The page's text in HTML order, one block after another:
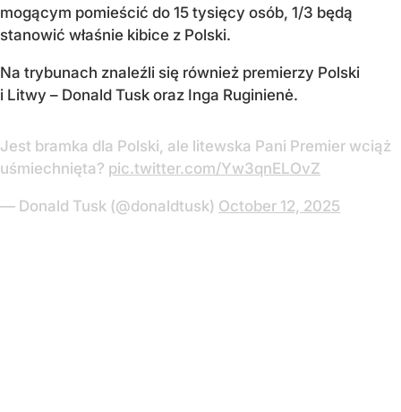
mogącym pomieścić do 15 tysięcy osób, 1/3 będą
stanowić właśnie kibice z Polski.
Na trybunach znaleźli się również premierzy Polski
i Litwy – Donald Tusk oraz Inga Ruginienė.
Jest bramka dla Polski, ale litewska Pani Premier wciąż
uśmiechnięta? pic.twitter.com/Yw3qnELOvZ
— Donald Tusk (@donaldtusk) October 12, 2025